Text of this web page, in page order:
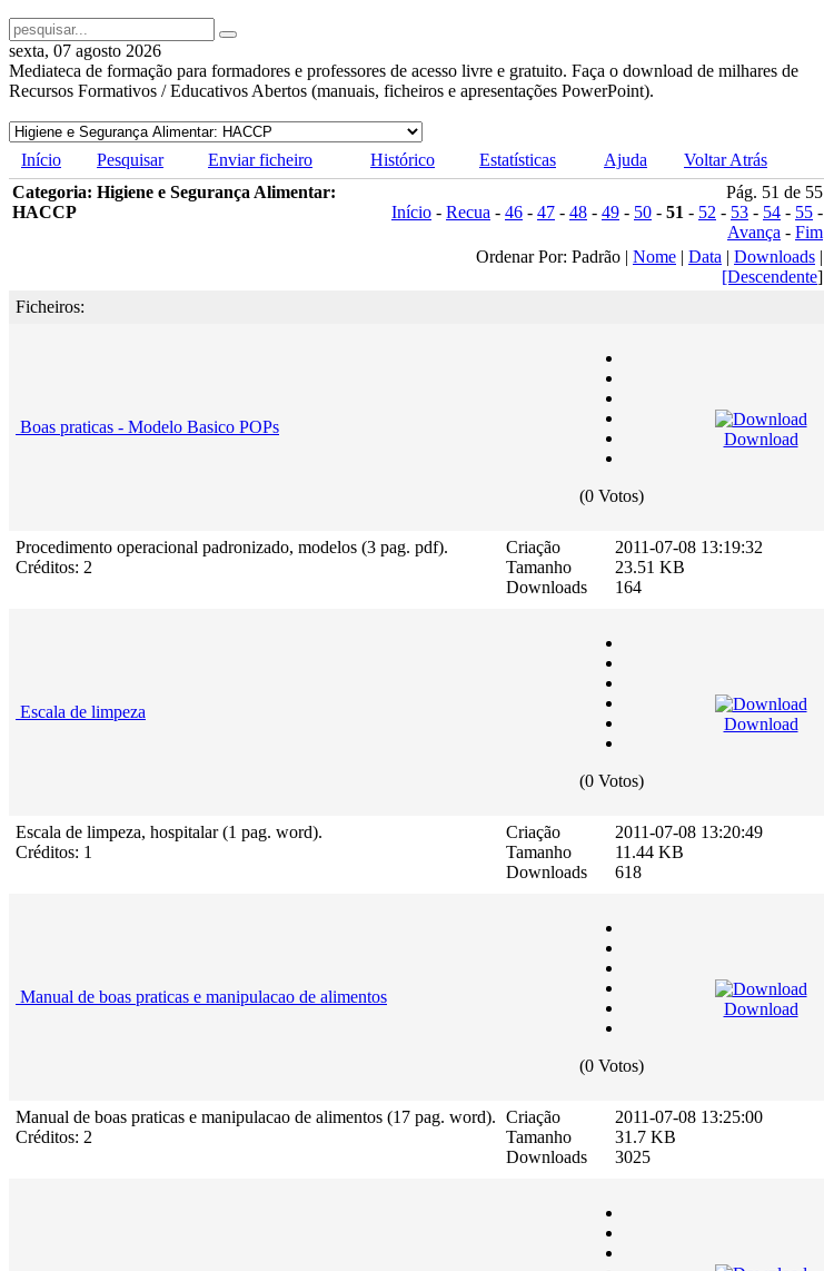
sexta, 07 agosto 2026
Mediateca de formação para formadores e professores de acesso livre e gratuito. Faça o download de milhares de
Recursos Formativos / Educativos Abertos (manuais, ficheiros e apresentações PowerPoint).
Início Pesquisar Enviar ficheiro Histórico Estatísticas Ajuda
Voltar Atrás
Categoria: Higiene e Segurança Alimentar:
HACCP
Pág. 51 de 55
Início - Recua - 46 - 47 - 48 - 49 - 50 - 51 - 52 - 53 - 54 - 55 -
Avança - Fim
Ordenar Por: Padrão | Nome | Data | Downloads |
[Descendente]
Ficheiros:
Boas praticas - Modelo Basico POPs
(0 Votos)
Download
Procedimento operacional padronizado, modelos (3 pag. pdf).
Créditos: 2
Criação
Tamanho
Downloads
2011-07-08 13:19:32
23.51 KB
164
Escala de limpeza
(0 Votos)
Download
Escala de limpeza, hospitalar (1 pag. word).
Créditos: 1
Criação
Tamanho
Downloads
2011-07-08 13:20:49
11.44 KB
618
Manual de boas praticas e manipulacao de alimentos
(0 Votos)
Download
Manual de boas praticas e manipulacao de alimentos (17 pag. word).
Créditos: 2
Criação
Tamanho
Downloads
2011-07-08 13:25:00
31.7 KB
3025